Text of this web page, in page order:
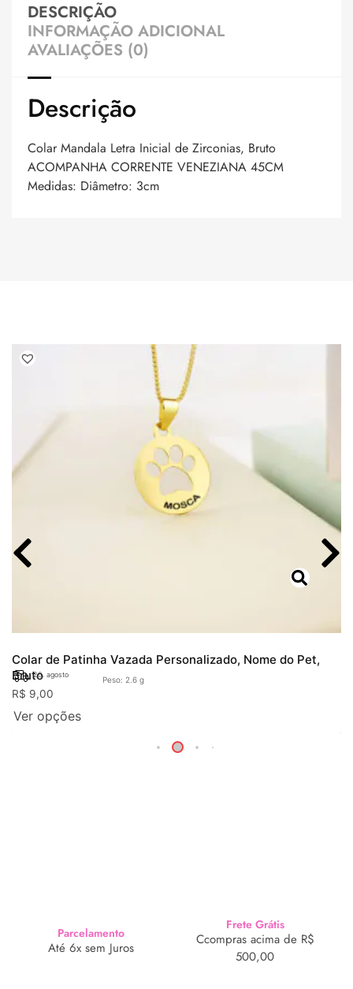
DESCRIÇÃO
INFORMAÇÃO ADICIONAL
AVALIAÇÕES (0)
Descrição
Colar Mandala Letra Inicial de Zirconias, Bruto
ACOMPANHA CORRENTE VENEZIANA 45CM
Medidas: Diâmetro: 3cm
Colar de Patinha Vazada Personalizado, Nome do Pet,
Bruto20. agosto
Peso: 2.6 g
R$ 9,00
Ver opções
Parcelamento
Até 6x sem Juros
Frete Grátis
Ccompras acima de R$
500,00